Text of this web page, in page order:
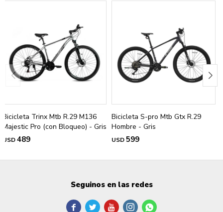
Bicicleta Trinx Mtb R.29 M136
Majestic Pro (con Bloqueo) - Gris
USD489
Bicicleta S-pro Mtb Gtx R.29
Hombre - Gris
USD599
Seguinos en las redes
    